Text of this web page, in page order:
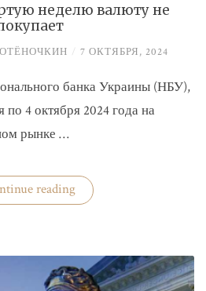
неделю валюту не
/ 7 ОКТЯБРЯ, 2024
банка Украины (НБУ),
по 4 октября 2024 года на
рынке …
reading«Нацбанк
четвертую
покупает»